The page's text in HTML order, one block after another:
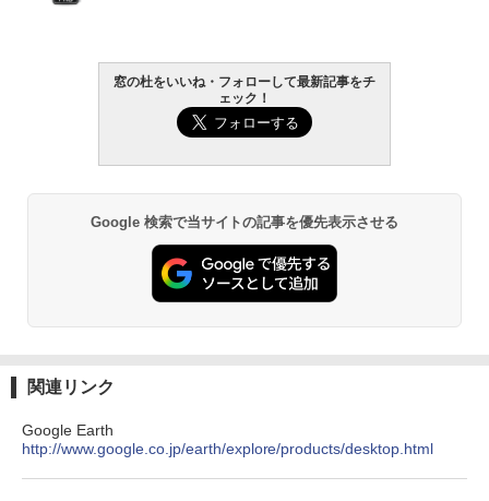
Amazon Kindle - 目に優しい、かさばら
ない、大きな画面で読みやすい、6週間持
続バッテリー、6インチディスプレイ電子
書籍リーダー、ブラック、16GB、広告な
Kindle Paperwhite シグニチャーエディ
ション (32GB) 7インチディスプレイ、明
るさ自動調整、色調調節ライト、12週間
持続バッテリー、広告なし、メタリック
ージ、防水、7インチカラーディスプレ
イ、色調調節ライト、最大8週間持続バッ
テリー、広告無し、ブラック (2025年発
窓の杜をいいね・フォローして最新記事をチ
ェック！
Google 検索で当サイトの記事を優先表示させる
関連リンク
Google Earth
http://www.google.co.jp/earth/explore/products/desktop.html